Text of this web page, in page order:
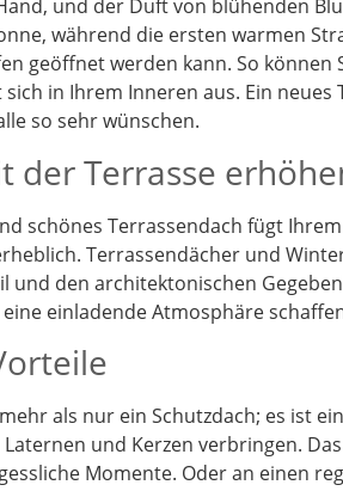
und der Duft von blühenden
während die ersten warmen
geöffnet werden kann. So
in Ihrem Inneren aus. Ein
so sehr wünschen.
der Terrasse
schönes Terrassendach fügt
Terrassendächer und
und den architektonischen
einladende Atmosphäre
als nur ein Schutzdach; es ist
und Kerzen verbringen.
Momente. Oder an einen